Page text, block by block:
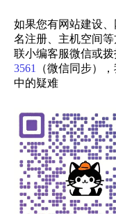
如果您有网站建设
名注册、主机空间
联小编客服微信或拨
3561
（微信同步）
中的疑难